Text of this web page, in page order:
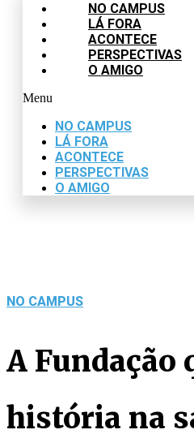
NO CAMPUS
LÁ FORA
ACONTECE
PERSPECTIVAS
O AMIGO
Menu
NO CAMPUS
LÁ FORA
ACONTECE
PERSPECTIVAS
O AMIGO
NO CAMPUS
A Fundação
história na